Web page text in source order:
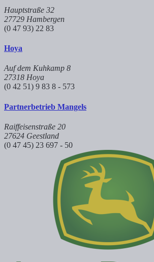
Hauptstraße 32
27729 Hambergen
(0 47 93) 22 83
Hoya
Auf dem Kuhkamp 8
27318 Hoya
(0 42 51) 9 83 8 - 573
Partnerbetrieb Mangels
Raiffeisenstraße 20
27624 Geestland
(0 47 45) 23 697 - 50